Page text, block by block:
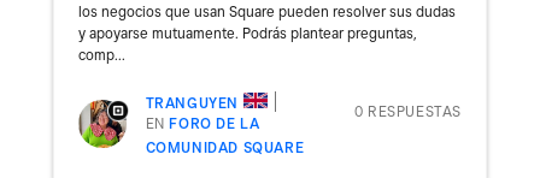
los negocios que usan Square pueden resolver sus dudas
y apoyarse mutuamente. Podrás plantear preguntas,
comp...
TRANGUYEN
ENFORO DE LA
COMUNIDAD SQUARE
0 RESPUESTAS